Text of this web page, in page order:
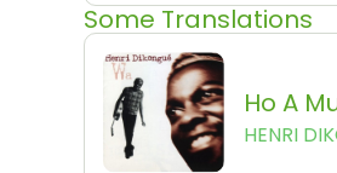
Some Translations
Ho A
HENRI